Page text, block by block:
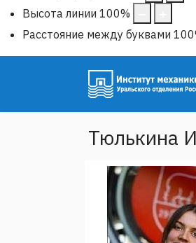
Высота линии 100%
Расстояние между буквами 100
Тюлькина